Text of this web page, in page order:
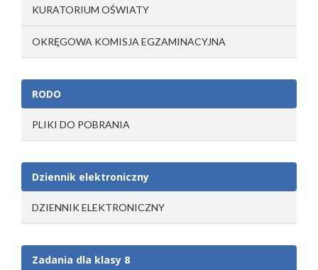
KURATORIUM OŚWIATY
OKRĘGOWA KOMISJA EGZAMINACYJNA
RODO
PLIKI DO POBRANIA
Dziennik elektroniczny
DZIENNIK ELEKTRONICZNY
Zadania dla klasy 8